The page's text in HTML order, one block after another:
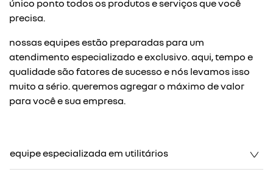
único ponto todos os produtos e serviços que você
precisa.
nossas equipes estão preparadas para um
atendimento especializado e exclusivo. aqui, tempo e
qualidade são fatores de sucesso e nós levamos isso
muito a sério. queremos agregar o máximo de valor
para você e sua empresa.
equipe especializada em utilitários